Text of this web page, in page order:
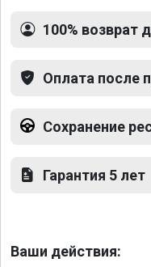
100% возврат
Оплата после
Сохранение
Гарантия 5 лет
Ваши действия: